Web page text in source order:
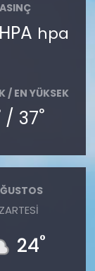
hpa
/ EN YÜKSEK
/ 37°
24°